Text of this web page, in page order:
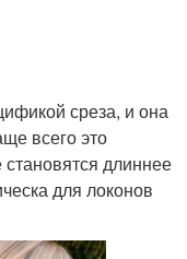
среза, и она
всего это
длиннее
для локонов